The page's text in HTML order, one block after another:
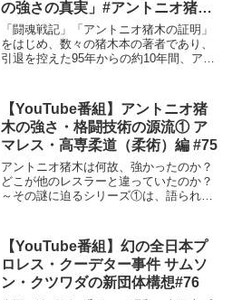
の強さの真実」#アントニオ猪木
#93
「闘魂戦記」「アントニオ猪木の証明」
をはじめ、数々の猪木本の著者であり、
引退を控えた95年からの約10年間、アン
画・”シン･INOKIプロジェクト”始動第一
弾！木村さ...
【YouTube番組】アントニオ猪
木の強さ・格闘技術の源流① ア
マレス・高専柔道（柔術）編 #75
アントニオ猪木は何故、強かったのか？
どこが他のレスラーと違っていたのか？
～その謎に迫るシリーズ①は、語られる
て徹底解析します！●北沢・マサ・小鉄が
語る「日プロ道場時代の猪...
【YouTube番組】幻の全日本プ
ロレス・クーデター事件 サムソ
ン・クツワダの新団体構想#76